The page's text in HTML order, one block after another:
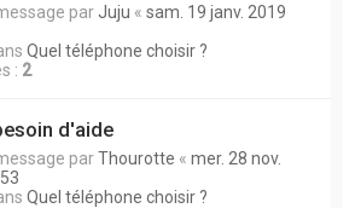
par Juju « sam. 19 janv. 2019
Quel téléphone choisir ?
: 2
d'aide
parThourotte « mer. 28 nov.
Quel téléphone choisir ?